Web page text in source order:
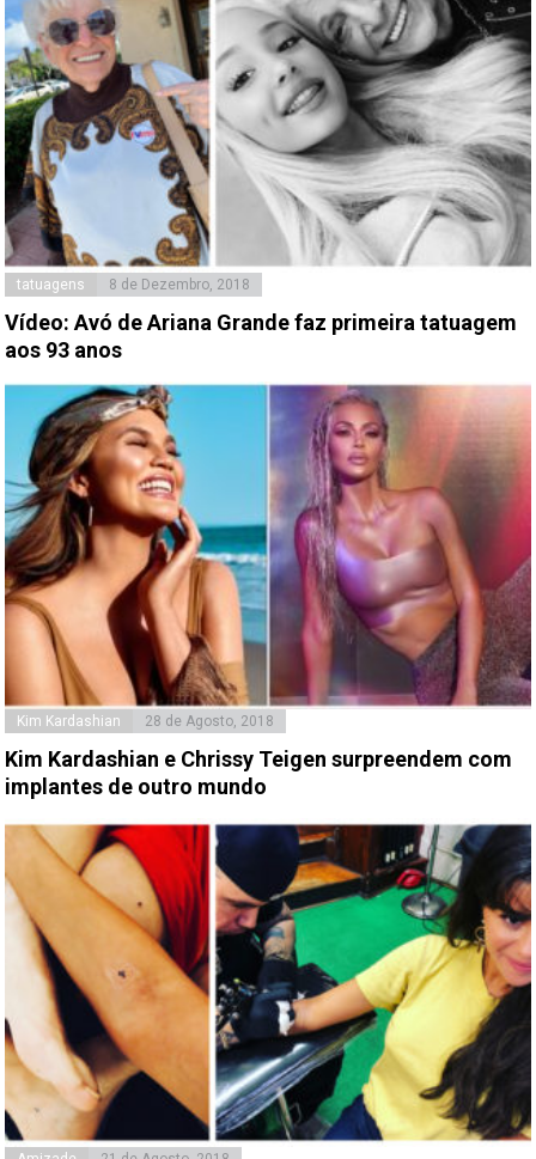
tatuagens 8 de Dezembro, 2018
Vídeo: Avó de Ariana Grande faz primeira tatuagem
aos 93 anos
Kim Kardashian 28 de Agosto, 2018
Kim Kardashian e Chrissy Teigen surpreendem com
implantes de outro mundo